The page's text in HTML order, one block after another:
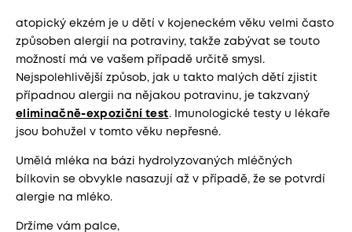
atopický ekzém je u dětí v kojeneckém věku velmi často
způsoben alergií na potraviny, takže zabývat se touto
možností má ve vašem případě určitě smysl.
Nejspolehlivější způsob, jak u takto malých dětí zjistit
případnou alergii na nějakou potravinu, je takzvaný
eliminačně-expoziční test. Imunologické testy u lékaře
jsou bohužel v tomto věku nepřesné.
Umělá mléka na bázi hydrolyzovaných mléčných
bílkovin se obvykle nasazují až v případě, že se potvrdí
alergie na mléko.
Držíme vám palce,